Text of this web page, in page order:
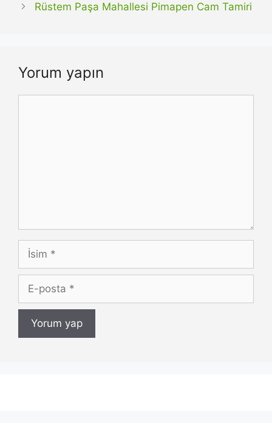
Rüstem Paşa Mahallesi Pimapen Cam Tamiri
Yorum yapın
İsim
posta